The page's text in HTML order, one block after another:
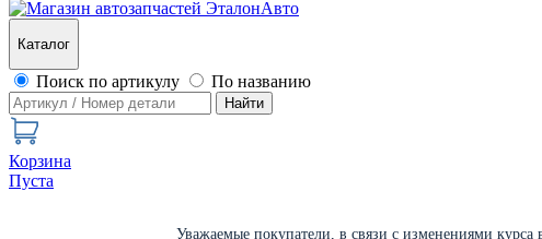
Каталог
Поиск по артикулу По названию
Найти
Корзина
Пуста
Уважаемые покупатели, в связи с изменениями курса